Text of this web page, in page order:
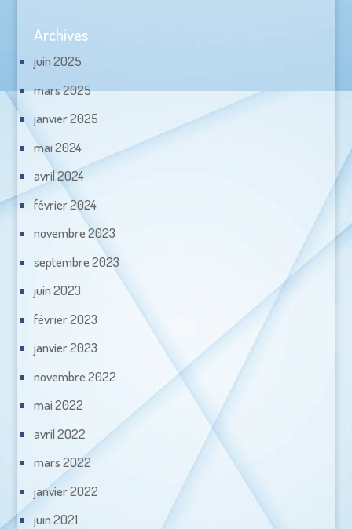
Archives
juin 2025
mars 2025
janvier 2025
mai 2024
avril 2024
février 2024
novembre 2023
septembre 2023
juin 2023
février 2023
janvier 2023
novembre 2022
mai 2022
avril 2022
mars 2022
janvier 2022
juin 2021